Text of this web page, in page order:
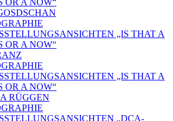
„IS THAT A
OR A NOW“
„IS THAT A
OR A NOW“
RÜGGEN
„DCA-